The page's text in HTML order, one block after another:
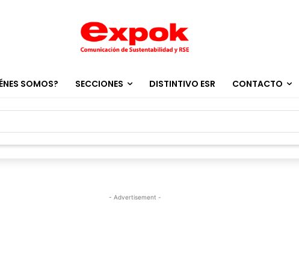
SOMOS? SECCIONES DISTINTIVO ESR CONTACTO
- Advertisement -